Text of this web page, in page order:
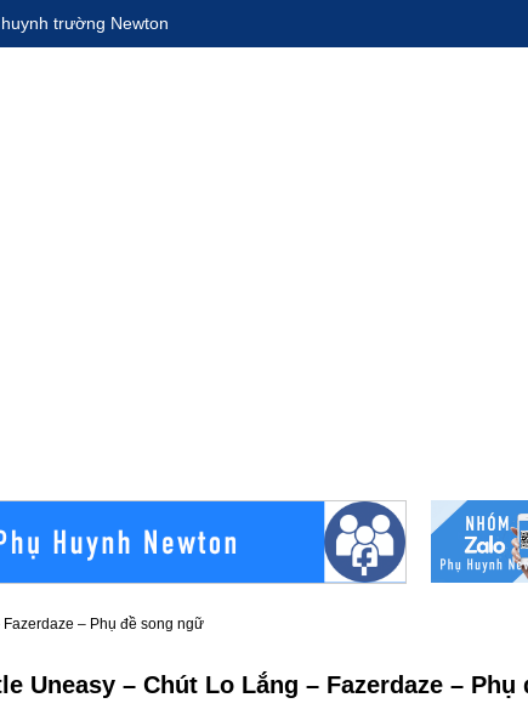
trường Newton
– Phụ đề song ngữ
Uneasy – Chút Lo Lắng – Fazerdaze –